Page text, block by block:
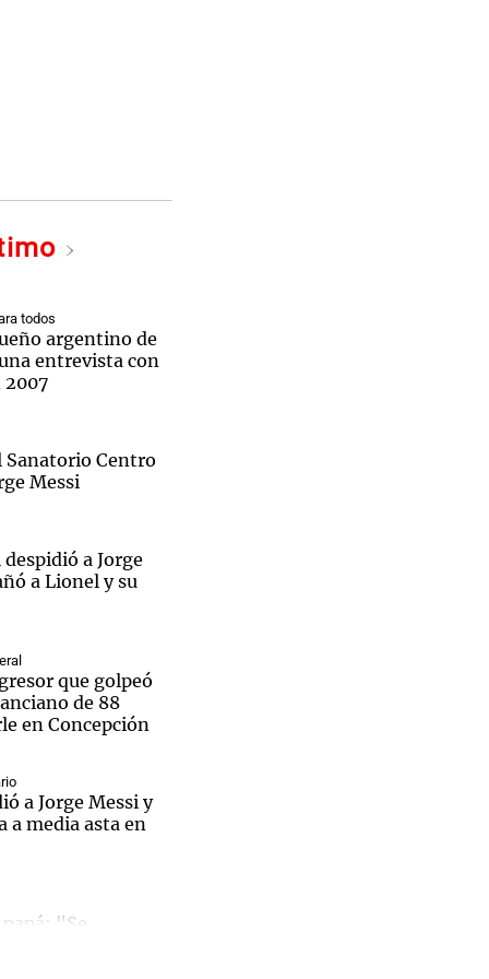
todos
argentino de
entrevista con
2007
Sanatorio Centro
Messi
a Jorge
a Lionel y su
que golpeó
de 88
en Concepción
a Jorge Messi y
a media asta en
"Se